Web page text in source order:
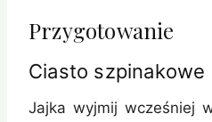
Przygotowanie
Ciasto szpinakowe
Jajka wyjmij wcześniej